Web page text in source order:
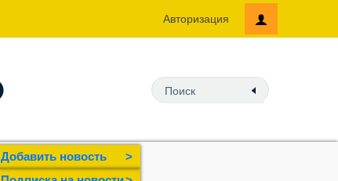
Авторизация
Добавить новость
>